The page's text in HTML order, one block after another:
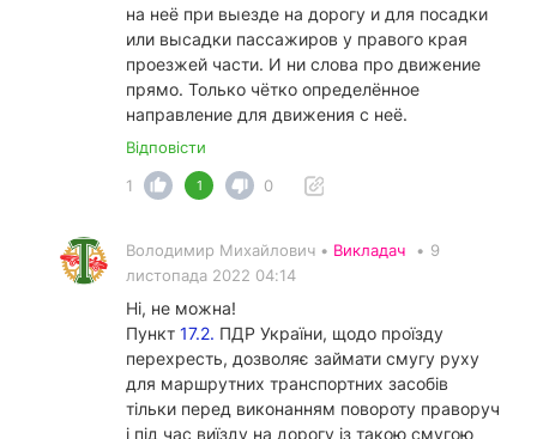
на неё при выезде на дорогу и для посадки
или высадки пассажиров у правого края
проезжей части. И ни слова про движение
прямо. Только чётко определённое
направление для движения с неё.
Відповісти
1
1 0
Володимир Михайлович • Викладач • 9
листопада 2022 04:14
Ні, не можна!
Пункт 17.2. ПДР України, щодо проїзду
перехресть, дозволяє займати смугу руху
для маршрутних транспортних засобів
тільки перед виконанням повороту праворуч
і під час виїзду на дорогу із такою смугою